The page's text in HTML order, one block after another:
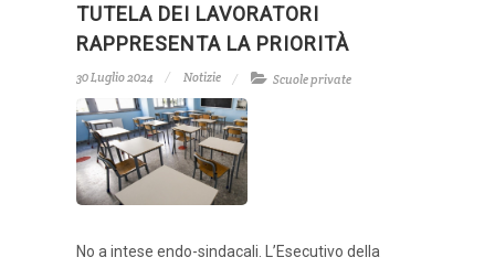
TUTELA DEI LAVORATORI
RAPPRESENTA LA PRIORITÀ
30 Luglio 2024 Notizie Scuole private
No a intese endo-sindacali. L’Esecutivo della